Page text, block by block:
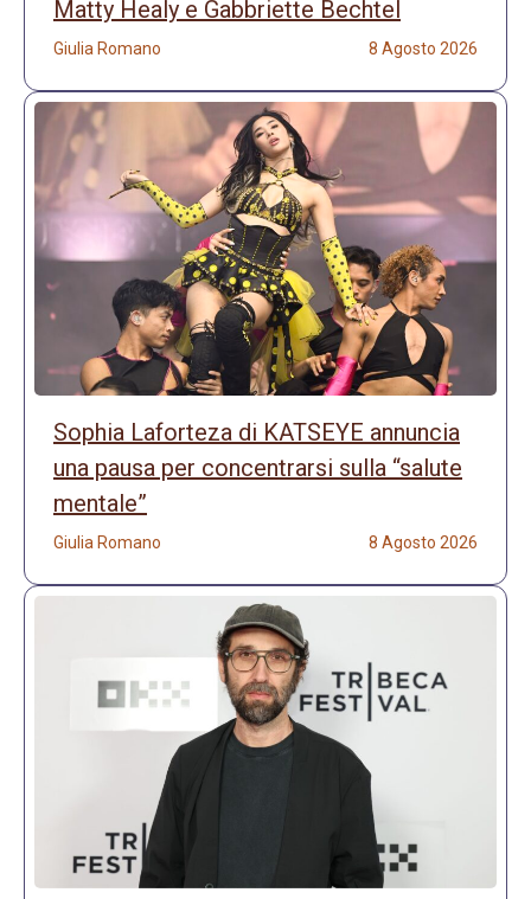
Matty Healy e Gabbriette Bechtel
Giulia Romano 8 Agosto 2026
Sophia Laforteza di KATSEYE annuncia
una pausa per concentrarsi sulla “salute
mentale”
Giulia Romano 8 Agosto 2026